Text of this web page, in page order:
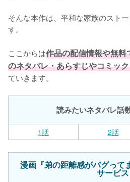
そんな本作は、平和な家族のスト
す。
ここからは作品の配信情報や無
のネタバレ・あらすじやコミッ
ていきます。
読みたいネタバレ話
1話 2話
漫画『弟の距離感がバグって
サービス